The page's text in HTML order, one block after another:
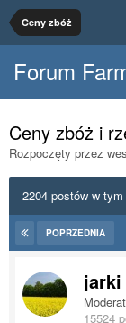
Ceny zbóż
Forum
Ceny zbóż i
Rozpoczęty przez
2204 postów w
POPRZEDNIA
jarki
15524